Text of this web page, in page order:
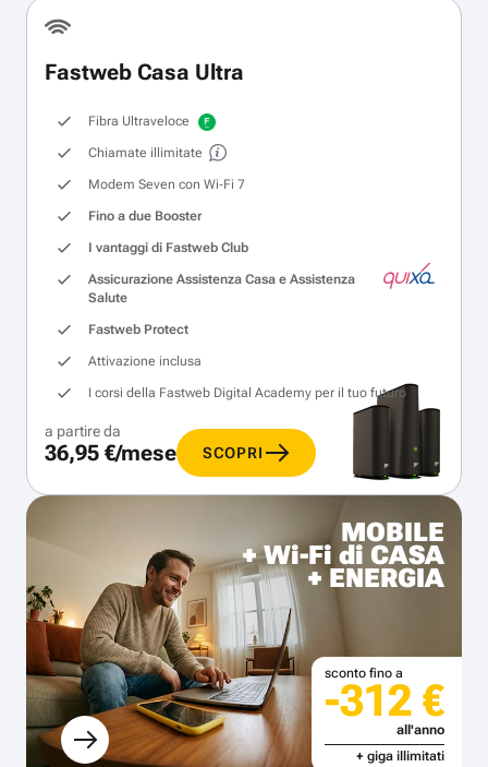
Fastweb Casa Ultra
Fibra Ultraveloce
Chiamate illimitate
Modem Seven con Wi‑Fi 7
Fino a due Booster
I vantaggi di Fastweb Club
Assicurazione Assistenza Casa e Assistenza
Salute
Fastweb Protect
Attivazione inclusa
I corsi della Fastweb Digital Academy per il tuo futuro
a partire da
36,95 €/mese SCOPRI
MOBILE
+ Wi-Fi di CASA
+ ENERGIA
sconto fino a
-312 €
all'anno
+ giga illimitati